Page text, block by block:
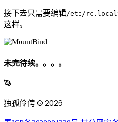
接下去只需要编辑/etc/rc.local
这样。
未完待续。。。。
独孤伶俜 © 2026